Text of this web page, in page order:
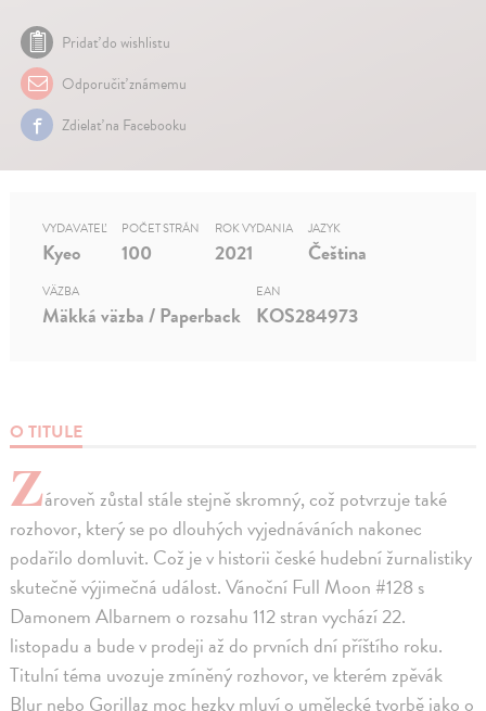
Pridať do wishlistu
Odporučiť známemu
Zdielať na Facebooku
O TITULE
Zároveň zůstal stále stejně skromný, což potvrzuje také
rozhovor, který se po dlouhých vyjednáváních nakonec
podařilo domluvit. Což je v historii české hudební žurnalistiky
skutečně výjimečná událost. Vánoční Full Moon #128 s
Damonem Albarnem o rozsahu 112 stran vychází 22.
listopadu a bude v prodeji až do prvních dní příštího roku.
Titulní téma uvozuje zmíněný rozhovor, ve kterém zpěvák
Blur nebo Gorillaz moc hezky mluví o umělecké tvorbě jako o
VYDAVATEĽ
Kyeo
POČET STRÁN
100
ROK VYDANIA
2021
JAZYK
Čeština
VÄZBA
Mäkká väzba / Paperback
EAN
KOS284973